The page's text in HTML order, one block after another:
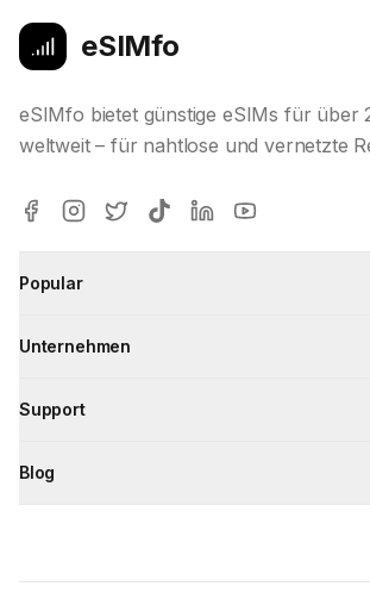
eSIMfo
eSIMfo bietet günstige eSIMs für über
weltweit – für nahtlose und vernetzte
Popular
Unternehmen
Support
Blog